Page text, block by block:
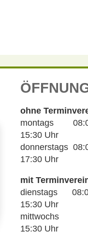
ohne
montags
15:30 Uhr
donnerstags
17:30 Uhr
mit
dienstags
15:30 Uhr
15:30 Uhr